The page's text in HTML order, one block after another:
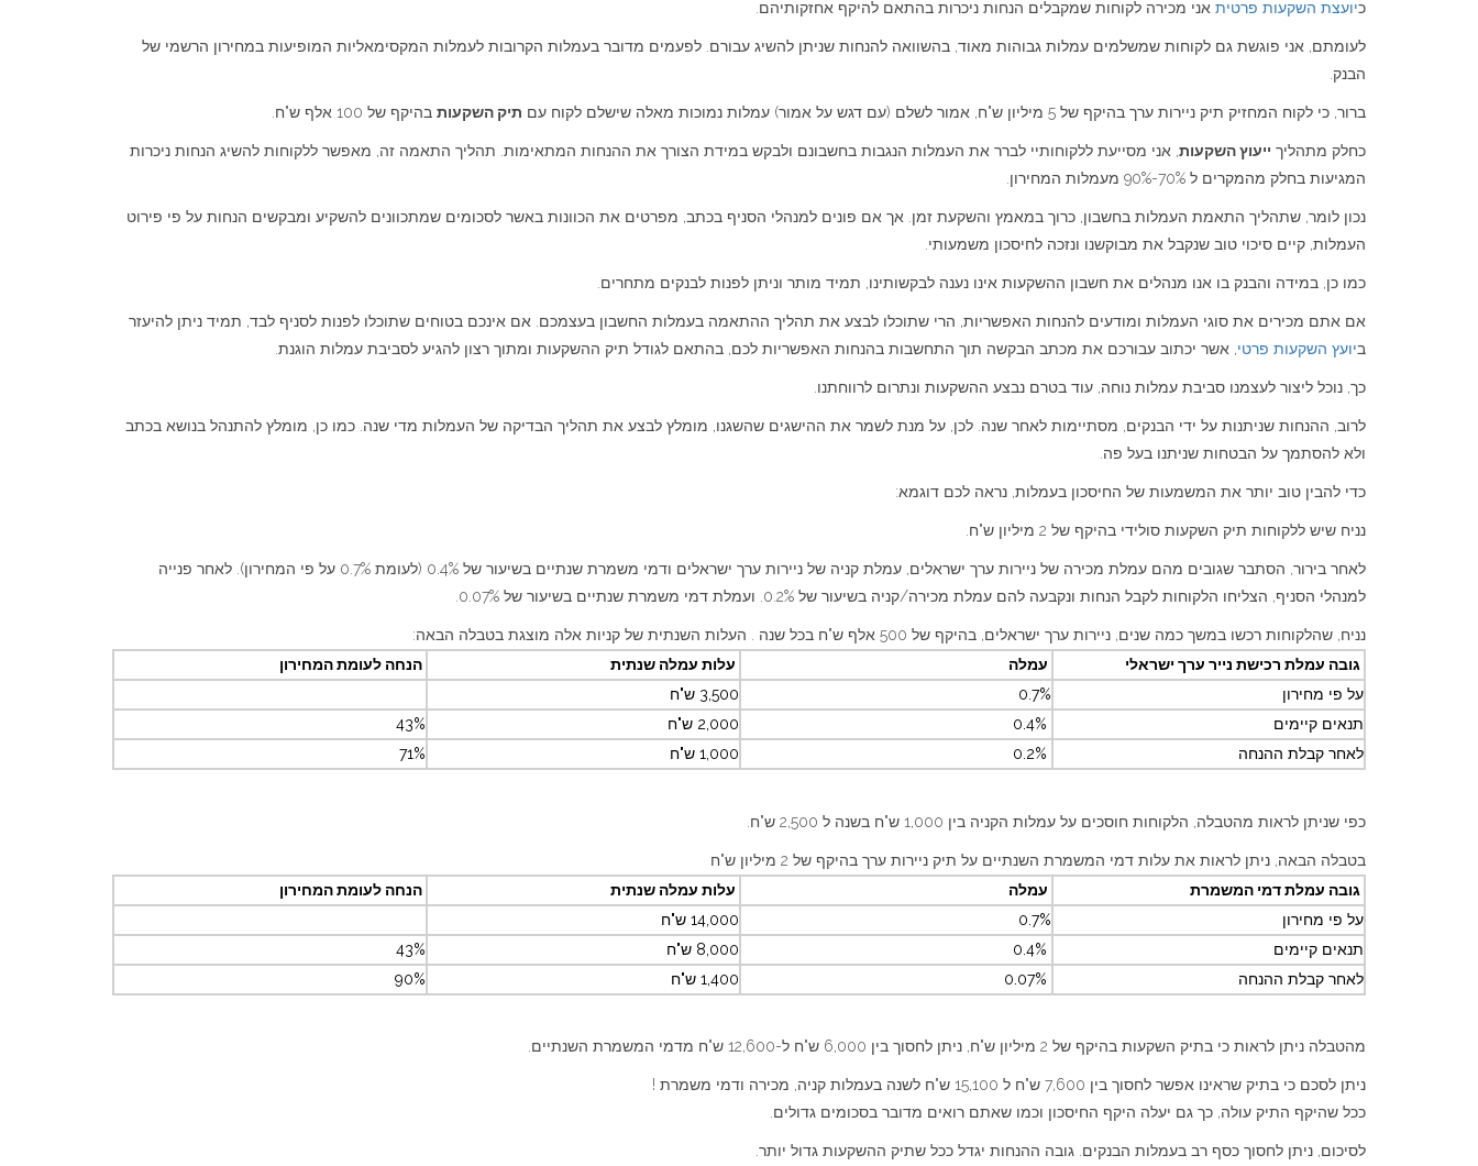
כיועצת השקעות פרטית אני מכירה לקוחות שמקבלים הנחות ניכרות בהתאם להיקף אחזקותיהם.
לעומתם, אני פוגשת גם לקוחות שמשלמים עמלות גבוהות מאוד, בהשוואה להנחות שניתן להשיג עבורם. לפעמים מדובר בעמלות הקרובות לעמלות המקסימאליות המופיעות במחירון הרשמי של
הבנק.
ברור, כי לקוח המחזיק תיק ניירות ערך בהיקף של 5 מיליון ש"ח, אמור לשלם (עם דגש על אמור) עמלות נמוכות מאלה שישלם לקוח עם תיק השקעות בהיקף של 100 אלף ש"ח.
כחלק מתהליך ייעוץ השקעות , אני מסייעת ללקוחותיי לברר את העמלות הנגבות בחשבונם ולבקש במידת הצורך את ההנחות המתאימות. תהליך התאמה זה, מאפשר ללקוחות להשיג הנחות ניכרות
המגיעות בחלק מהמקרים ל 70%-90% מעמלות המחירון.
נכון לומר, שתהליך התאמת העמלות בחשבון, כרוך במאמץ והשקעת זמן. אך אם פונים למנהלי הסניף בכתב, מפרטים את הכוונות באשר לסכומים שמתכוונים להשקיע ומבקשים הנחות על פי פירוט
העמלות, קיים סיכוי טוב שנקבל את מבוקשנו ונזכה לחיסכון משמעותי.
כמו כן, במידה והבנק בו אנו מנהלים את חשבון ההשקעות אינו נענה לבקשותינו, תמיד מותר וניתן לפנות לבנקים מתחרים.
אם אתם מכירים את סוגי העמלות ומודעים להנחות האפשריות, הרי שתוכלו לבצע את תהליך ההתאמה בעמלות החשבון בעצמכם. אם אינכם בטוחים שתוכלו לפנות לסניף לבד, תמיד ניתן להיעזר
ביועץ השקעות פרטי , אשר יכתוב עבורכם את מכתב הבקשה תוך התחשבות בהנחות האפשריות לכם, בהתאם לגודל תיק ההשקעות ומתוך רצון להגיע לסביבת עמלות הוגנת.
כך, נוכל ליצור לעצמנו סביבת עמלות נוחה, עוד בטרם נבצע ההשקעות ונתרום לרווחתנו.
לרוב, ההנחות שניתנות על ידי הבנקים, מסתיימות לאחר שנה. לכן, על מנת לשמר את ההישגים שהשגנו, מומלץ לבצע את תהליך הבדיקה של העמלות מדי שנה. כמו כן, מומלץ להתנהל בנושא בכתב
ולא להסתמך על הבטחות שניתנו בעל פה.
כדי להבין טוב יותר את המשמעות של החיסכון בעמלות, נראה לכם דוגמא:
נניח שיש ללקוחות תיק השקעות סולידי בהיקף של 2 מיליון ש"ח.
לאחר בירור, הסתבר שגובים מהם עמלת מכירה של ניירות ערך ישראלים, עמלת קניה של ניירות ערך ישראלים ודמי משמרת שנתיים בשיעור של 0.4% (לעומת 0.7% על פי המחירון). לאחר פנייה
למנהלי הסניף, הצליחו הלקוחות לקבל הנחות ונקבעה להם עמלת מכירה/קניה בשיעור של 0.2%. ועמלת דמי משמרת שנתיים בשיעור של 0.07%.
נניח, שהלקוחות רכשו במשך כמה שנים, ניירות ערך ישראלים, בהיקף של 500 אלף ש"ח בכל שנה . העלות השנתית של קניות אלה מוצגת בטבלה הבאה:
גובה עמלת רכישת נייר ערך ישראלי
עמלה עלות עמלה שנתית
הנחה לעומת המחירון
על פי מחירון
0.7%
3,500 ש"ח
תנאים קיימים
2,000 ש"ח
43%
לאחר קבלת ההנחה
1,000 ש"ח 71%
כפי שניתן לראות מהטבלה, הלקוחות חוסכים על עמלות הקניה בין 1,000 ש"ח בשנה ל 2,500 ש"ח.
בטבלה הבאה, ניתן לראות את עלות דמי המשמרת השנתיים על תיק ניירות ערך בהיקף של 2 מיליון ש"ח
גובה עמלת דמי המשמרת
עמלה עלות עמלה שנתית
הנחה לעומת המחירון
על פי מחירון
0.7%
14,000 ש"ח
תנאים קיימים
8,000 ש"ח
43%
לאחר קבלת ההנחה
1,400 ש"ח 90%
מהטבלה ניתן לראות כי בתיק השקעות בהיקף של 2 מיליון ש"ח, ניתן לחסוך בין 6,000 ש"ח ל-12,600 ש"ח מדמי המשמרת השנתיים.
ניתן לסכם כי בתיק שראינו אפשר לחסוך בין 7,600 ש"ח ל 15,100 ש"ח לשנה בעמלות קניה, מכירה ודמי משמרת !
ככל שהיקף התיק עולה, כך גם יעלה היקף החיסכון וכמו שאתם רואים מדובר בסכומים גדולים.
לסיכום, ניתן לחסוך כסף רב בעמלות הבנקים. גובה ההנחות יגדל ככל שתיק ההשקעות גדול יותר.